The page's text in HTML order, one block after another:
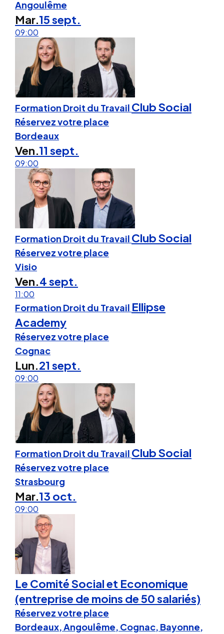
Angoulême
Mar.15 sept.
09:00
Formation Droit du Travail Club Social
Réservez votre place
Bordeaux
Ven.11 sept.
09:00
Formation Droit du Travail Club Social
Réservez votre place
Visio
Ven.4 sept.
11:00
Formation Droit du Travail Ellipse
Academy
Réservez votre place
Cognac
Lun.21 sept.
09:00
Formation Droit du Travail Club Social
Réservez votre place
Strasbourg
Mar.13 oct.
09:00
Le Comité Social et Economique
(entreprise de moins de 50 salariés)
Réservez votre place
Bordeaux, Angoulême, Cognac, Bayonne,